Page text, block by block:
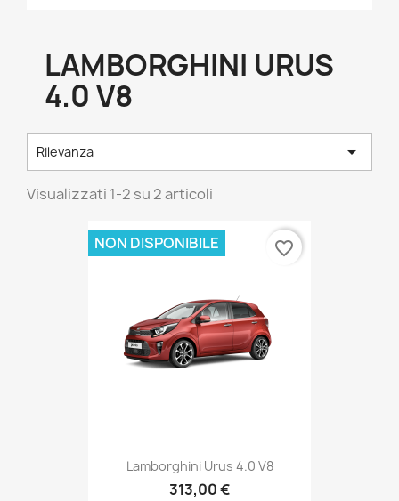
LAMBORGHINI URUS
4.0 V8
Rilevanza 
Visualizzati 1-2 su 2 articoli
Lamborghini Urus 4.0 V8
313,00 €
NON DISPONIBILE favorite_border